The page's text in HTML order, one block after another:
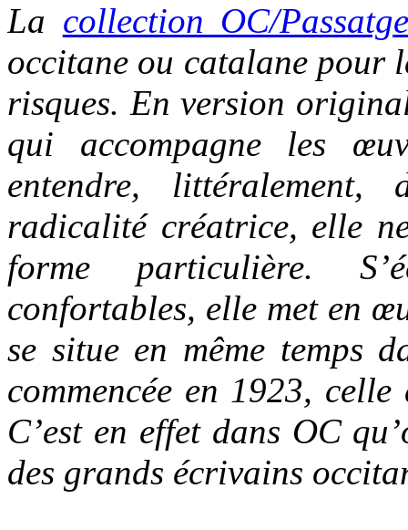
La collection OC/Passatg
occitane ou catalane pour
risques. En version
qui accompagne les
entendre,
radicalité créatrice, elle
forme particulière.
confortables, elle met en
se situe en même temps
commencée en 1923,
C’est en effet dans OC
des grands écrivains